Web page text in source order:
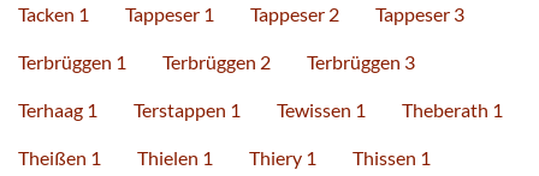
Tacken 1 Tappeser 1 Tappeser 2 Tappeser 3
Terbrüggen 1 Terbrüggen 2 Terbrüggen 3
Terhaag 1 Terstappen 1 Tewissen 1 Theberath 1
Theißen 1 Thielen 1 Thiery 1 Thissen 1